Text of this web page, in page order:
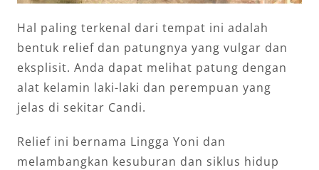
Hal paling terkenal dari tempat ini adalah
bentuk relief dan patungnya yang vulgar dan
eksplisit. Anda dapat melihat patung dengan
alat kelamin laki-laki dan perempuan yang
jelas di sekitar Candi.
Relief ini bernama Lingga Yoni dan
melambangkan kesuburan dan siklus hidup